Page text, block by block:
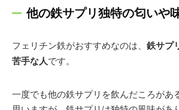
他の鉄サプリ独特の匂いや
フェリチン鉄がおすすめなのは、 鉄サプ
苦手な人です。
一度でも他の鉄サプリを飲んだころがあ